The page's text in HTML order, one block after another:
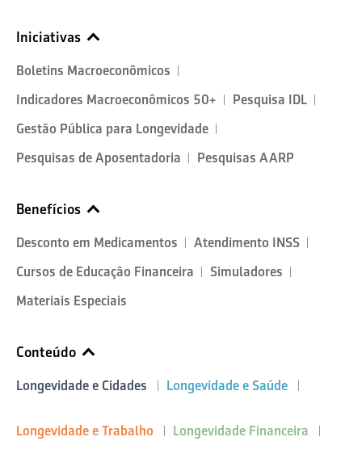
Iniciativas
Boletins Macroeconômicos
Indicadores Macroeconômicos 50+
Pesquisa IDL
Gestão Pública para Longevidade
Pesquisas de Aposentadoria
Pesquisas AARP
Benefícios
Desconto em Medicamentos
Atendimento INSS
Cursos de Educação Financeira
Simuladores
Materiais Especiais
Conteúdo
Longevidade e Cidades Longevidade e Saúde
Longevidade e Trabalho Longevidade Financeira